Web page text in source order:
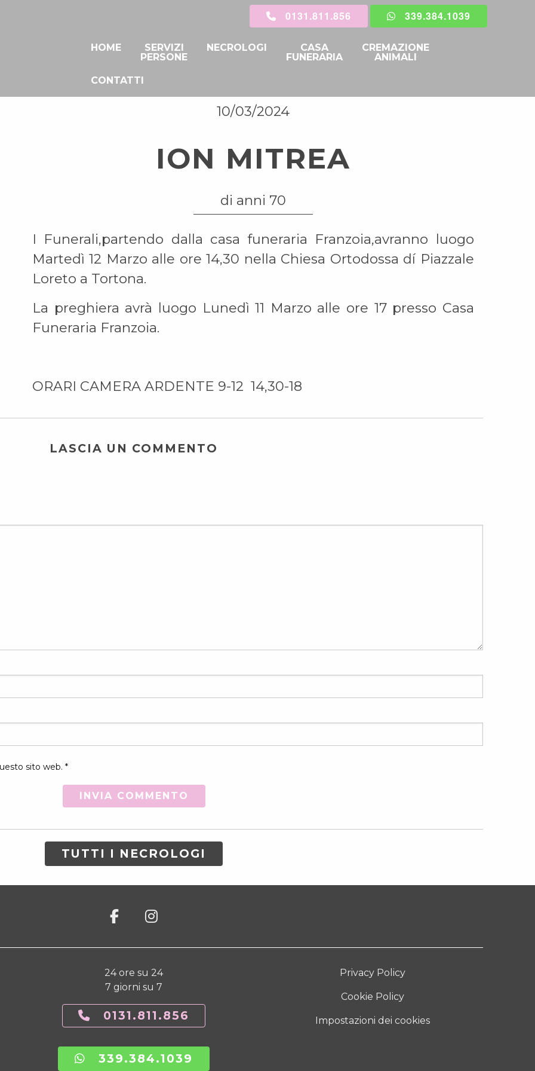
0131.811.856 339.384.1039
HOME
SERVIZI
PERSONE
NECROLOGI
CASA
FUNERARIA
CREMAZIONE
ANIMALI
CONTATTI
10/03/2024
ION MITREA
di anni 70
I Funerali,partendo dalla casa funeraria Franzoia,avranno luogo
Martedì 12 Marzo alle ore 14,30 nella Chiesa Ortodossa dí Piazzale
Loreto a Tortona.
La preghiera avrà luogo Lunedì 11 Marzo alle ore 17 presso Casa
Funeraria Franzoia.
ORARI CAMERA ARDENTE 9-12 14,30-18
LASCIA UN COMMENTO
sito web. *
TUTTI I NECROLOGI
24 ore su 24
7 giorni su 7
0131.811.856
339.384.1039
Privacy Policy
Cookie Policy
Impostazioni dei cookies